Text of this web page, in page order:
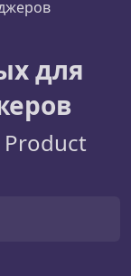
для
Product